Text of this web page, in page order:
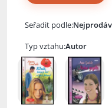
Seřadit podle:
Typ vztahu: